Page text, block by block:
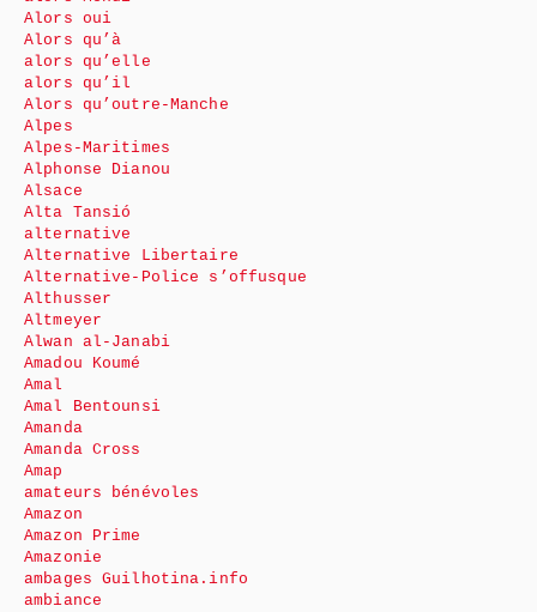
Alors oui
Alors qu’à
alors qu’elle
alors qu’il
Alors qu’outre-Manche
Alpes
Alpes-Maritimes
Alphonse Dianou
Alsace
Alta Tansió
alternative
Alternative Libertaire
Alternative-Police s’offusque
Althusser
Altmeyer
Alwan al-Janabi
Amadou Koumé
Amal
Amal Bentounsi
Amanda
Amanda Cross
Amap
amateurs bénévoles
Amazon
Amazon Prime
Amazonie
ambages Guilhotina.info
ambiance